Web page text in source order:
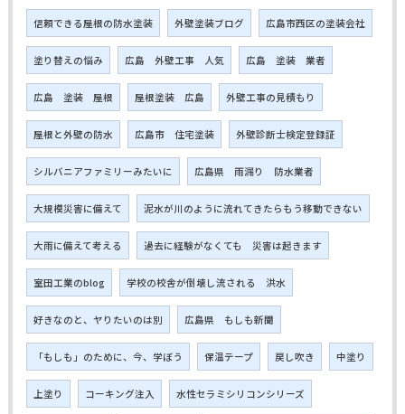
信頼できる屋根の防水塗装 外壁塗装ブログ 広島市西区の塗装会社
塗り替えの悩み 広島 外壁工事 人気 広島 塗装 業者
広島 塗装 屋根 屋根塗装 広島 外壁工事の見積もり
屋根と外壁の防水 広島市 住宅塗装 外壁診断士検定登録証
シルバニアファミリーみたいに 広島県 雨漏り 防水業者
大規模災害に備えて 泥水が川のように流れてきたらもう移動できない
大雨に備えて考える 過去に経験がなくても 災害は起きます
室田工業のblog 学校の校舎が倒壊し流される 洪水
好きなのと、ヤりたいのは別 広島県 もしも新聞
「もしも」のために、今、学ぼう 保温テープ 戻し吹き 中塗り
上塗り コーキング注入 水性セラミシリコンシリーズ